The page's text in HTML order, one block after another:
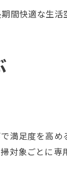
間快適な生活
満足度を高
対象ごとに専